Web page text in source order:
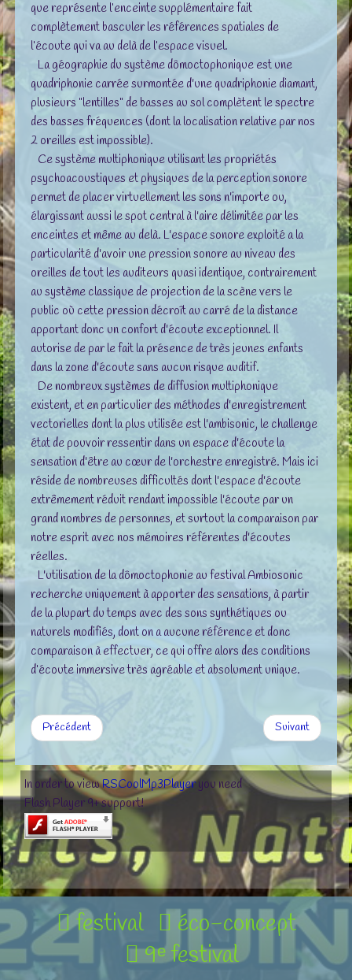
que représente l’enceinte supplémentaire fait
complètement basculer les références spatiales de
l’écoute qui va au delà de l’espace visuel.
La géographie du système dômoctophonique est une
quadriphonie carrée surmontée d'une quadriphonie diamant,
plusieurs "lentilles" de basses au sol complètent le spectre
des basses fréquences (dont la localisation relative par nos
2 oreilles est impossible).
Ce système multiphonique utilisant les propriétés
psychoacoustiques et physiques de la perception sonore
permet de placer virtuellement les sons n'importe ou,
élargissant aussi le spot central à l'aire délimitée par les
enceintes et même au delà. L'espace sonore exploité a la
particularité d'avoir une pression sonore au niveau des
oreilles de tout les auditeurs quasi identique, contrairement
au système classique de projection de la scène vers le
public où cette pression décroît au carré de la distance
apportant donc un confort d'écoute exceptionnel. Il
autorise de par le fait la présence de très jeunes enfants
dans la zone d'écoute sans aucun risque auditif.
De nombreux systèmes de diffusion multiphonique
existent, et en particulier des méthodes d'enregistrement
vectorielles dont la plus utilisée est l'ambisonic, le challenge
état de pouvoir ressentir dans un espace d'écoute la
sensation d'être au cœur de l'orchestre enregistré. Mais ici
réside de nombreuses difficultés dont l'espace d'écoute
extrêmement réduit rendant impossible l'écoute par un
grand nombres de personnes, et surtout la comparaison par
notre esprit avec nos mémoires référentes d'écoutes
réelles.
L'utilisation de la dômoctophonie au festival Ambiosonic
recherche uniquement à apporter des sensations, à partir
de la plupart du temps avec des sons synthétiques ou
naturels modifiés, dont on a aucune référence et donc
comparaison à effectuer, ce qui offre alors des conditions
d’écoute immersive très agréable et absolument unique.
Précédent Suivant
In order to viewRSCoolMp3Playeryou need
Flash Player 9+ support!
festival
éco-concept
9ᵉ festival